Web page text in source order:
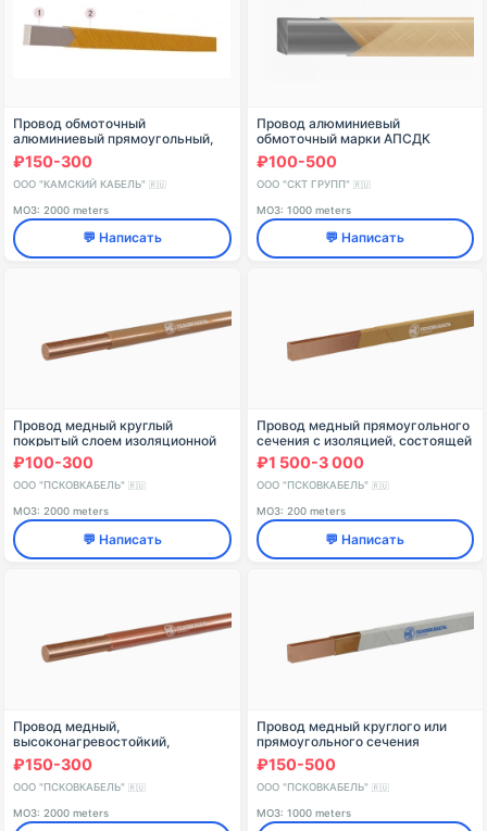
Провод обмоточный
алюминиевый прямоугольный,
со стекловолокнистой и
стеклополиэфирной изоляцией,
АПСДКТ
₽150-300
ООО "КАМСКИЙ КАБЕЛЬ" 🇷🇺
МОЗ: 2000 meters
💬 Написать
Провод алюминиевый
обмоточный марки АПСДК
₽100-500
ООО "СКТ ГРУПП" 🇷🇺
МОЗ: 1000 meters
💬 Написать
Провод медный круглый
покрытый слоем изоляционной
эмали на
полиэфирциануратимидной
основе, теплостойкий марки
₽100-300
ООО "ПСКОВКАБЕЛЬ" 🇷🇺
МОЗ: 2000 meters
💬 Написать
Провод медный прямоугольного
сечения с изоляцией, состоящей
из полиимидно-фторопластовой
пленки и двух слоев стеклянных
нитей, п
₽1 500-3 000
ООО "ПСКОВКАБЕЛЬ" 🇷🇺
МОЗ: 200 meters
💬 Написать
Провод медный,
высоконагревостойкий,
покрытый эмалевой
полиимидной изоляцией (тип 1),
марки ПЭТ-имид, с номинальным
₽150-300
ООО "ПСКОВКАБЕЛЬ" 🇷🇺
МОЗ: 2000 meters
Провод медный круглого или
прямоугольного сечения
изолированный теплостойкой
эмалью и двумя слоями обмотки
из стеклянных нитей с
₽150-500
ООО "ПСКОВКАБЕЛЬ" 🇷🇺
МОЗ: 1000 meters